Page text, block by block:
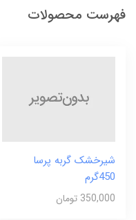
فهرست محصولات
شیرخشک گربه پرسا
450گرم
350,000 تومان